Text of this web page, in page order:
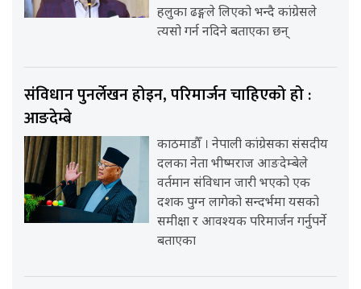
हलुका ढङ्गले लिएको भन्दै कांग्रेसले
त्यसो गर्न नदिने बताएका छन्
संविधान पुनर्लेखन होइन, परिमार्जन चाहिएको हो :
आङदेम्बे
काठमाडौँ । नेपाली कांग्रेसका संसदीय
दलका नेता भीष्मराज आङदेम्बेले
वर्तमान संविधान जारी भएको एक
दशक पुग्न लागेको सन्दर्भमा यसको
समीक्षा र आवश्यक परिमार्जन गर्नुपर्ने
बताएका